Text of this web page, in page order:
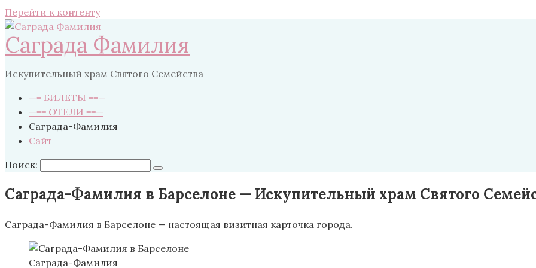
Перейти к контенту
Саграда Фамилия
Искупительный храм Святого Семейства
—= БИЛЕТЫ ==—
—== ОТЕЛИ ==—
Саграда-Фамилия
Сайт
Поиск:
Саграда-Фамилия в Барселоне — Искупительный храм Святого
Саграда-Фамилия в Барселоне — настоящая визитная карточка города.
Саграда-Фамилия